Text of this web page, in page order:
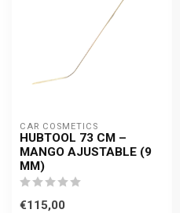
CAR COSMETICS
HUBTOOL 73 CM –
MANGO AJUSTABLE (9
MM)
€115,00